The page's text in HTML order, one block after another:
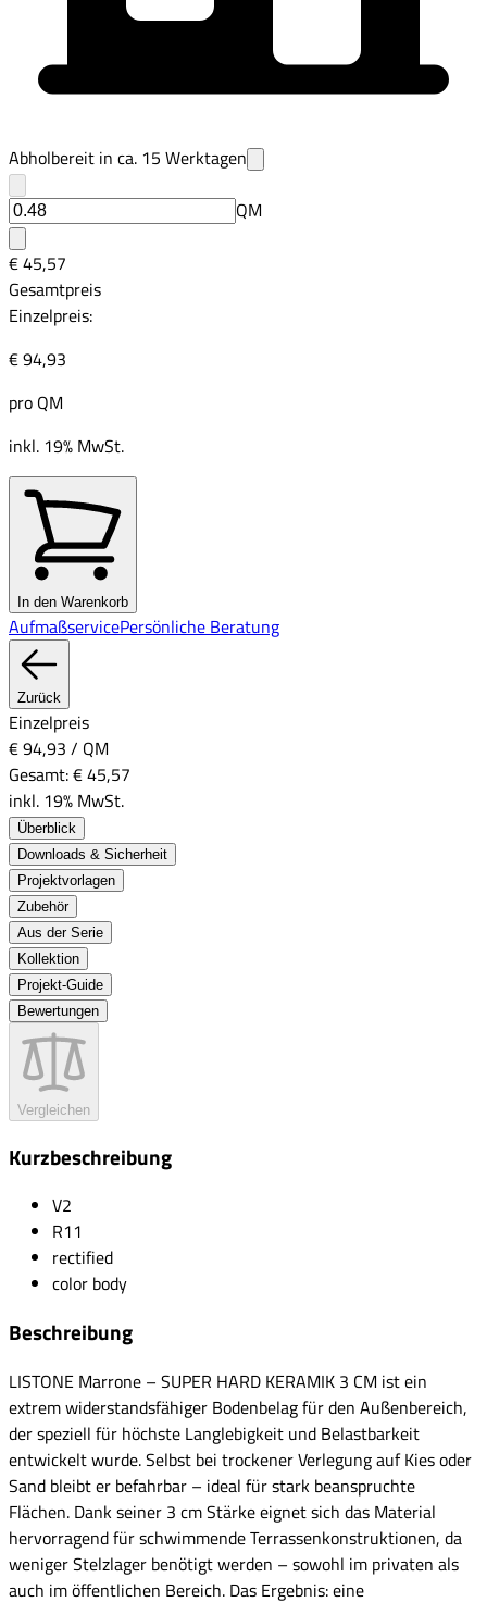
Abholbereit in ca. 15 Werktagen
QM
€ 45,57
Gesamtpreis
Einzelpreis:
€ 94,93
pro QM
inkl. 19% MwSt.
In den Warenkorb
AufmaßservicePersönliche Beratung
Zurück
Einzelpreis
€ 94,93 / QM
Gesamt:€ 45,57
inkl. 19% MwSt.
Überblick
Downloads & Sicherheit
Projektvorlagen
Zubehör
Aus der Serie
Kollektion
Projekt-Guide
Bewertungen
Vergleichen
Kurzbeschreibung
V2
R11
rectified
color body
Beschreibung
LISTONE Marrone – SUPER HARD KERAMIK 3 CM ist ein
extrem widerstandsfähiger Bodenbelag für den Außenbereich,
der speziell für höchste Langlebigkeit und Belastbarkeit
entwickelt wurde. Selbst bei trockener Verlegung auf Kies oder
Sand bleibt er befahrbar – ideal für stark beanspruchte
Flächen. Dank seiner 3 cm Stärke eignet sich das Material
hervorragend für schwimmende Terrassenkonstruktionen, da
weniger Stelzlager benötigt werden – sowohl im privaten als
auch im öffentlichen Bereich. Das Ergebnis: eine